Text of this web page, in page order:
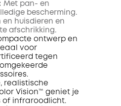
Met pan- en
bescherming.
huisdieren en
afschrikking.
ontwerp en
voor
tegen
realistische
Vision™ geniet je
of infraroodlicht.